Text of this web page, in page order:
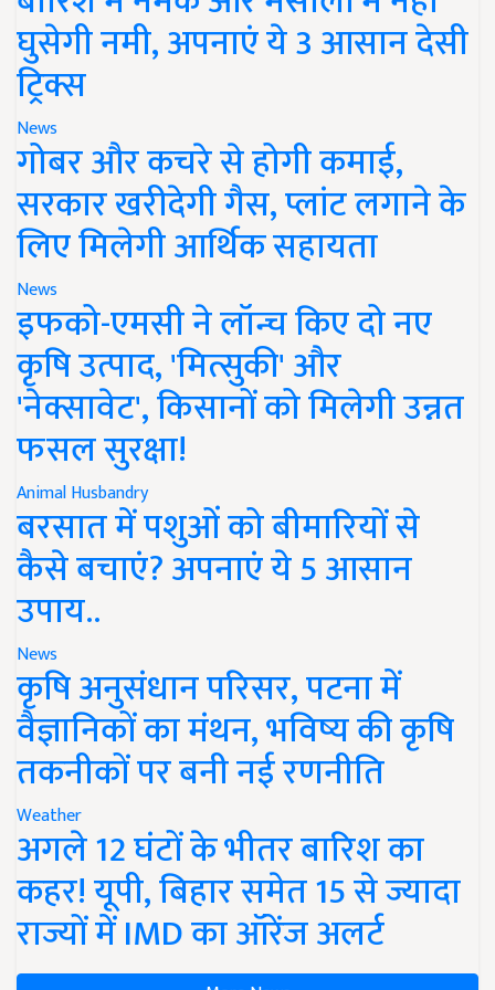
घुसेगी नमी, अपनाएं ये 3 आसान देसी
ट्रिक्स
News
गोबर और कचरे से होगी कमाई,
सरकार खरीदेगी गैस, प्लांट लगाने के
लिए मिलेगी आर्थिक सहायता
News
इफको-एमसी ने लॉन्च किए दो नए
कृषि उत्पाद, 'मित्सुकी' और
'नेक्सावेट', किसानों को मिलेगी उन्नत
फसल सुरक्षा!
Animal Husbandry
बरसात में पशुओं को बीमारियों से
कैसे बचाएं? अपनाएं ये 5 आसान
उपाय..
News
कृषि अनुसंधान परिसर, पटना में
वैज्ञानिकों का मंथन, भविष्य की कृषि
तकनीकों पर बनी नई रणनीति
Weather
अगले 12 घंटों के भीतर बारिश का
कहर! यूपी, बिहार समेत 15 से ज्यादा
राज्यों में IMD का ऑरेंज अलर्ट